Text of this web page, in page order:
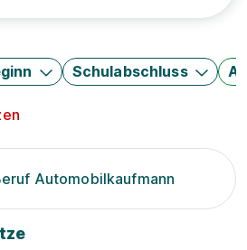
Schulabschluss
Automobilkaufmann